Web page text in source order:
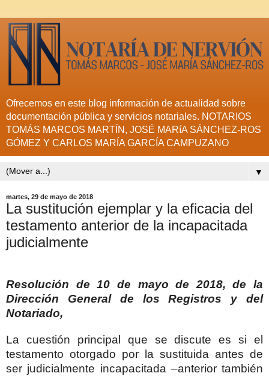
Ofrecemos en este blog información de actualidad sobre
documentación pública y servicios notariales. NOTARIOS
TOMÁS MARCOS MARTÍN, JOSÉ MARíA SÁNCHEZ-ROS
GÓMEZ Y CARLOS MARÍA GARCÍA CAMPUZANO
▼
martes, 29 de mayo de 2018
La sustitución ejemplar y la eficacia del
testamento anterior de la incapacitada
judicialmente
Resolución de 10 de mayo de 2018, de la
Dirección General de los Registros y del
Notariado,
La cuestión principal que se discute es si el
testamento otorgado por la sustituida antes de
ser judicialmente incapacitada –anterior también